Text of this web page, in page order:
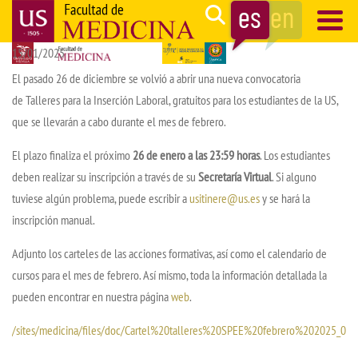
Pasar
contenido
principal
Search
Navegación
principal
15/01/2025
El pasado 26 de diciembre se volvió a abrir una nueva convocatoria
de Talleres para la Inserción Laboral, gratuitos para los estudiantes de la US,
que se llevarán a cabo durante el mes de febrero.
El plazo finaliza el próximo 26 de enero a las 23:59 horas. Los estudiantes
deben realizar su inscripción a través de su Secretaría Virtual. Si alguno
tuviese algún problema, puede escribir ausitinere@us.esy se hará la
inscripción manual.
Adjunto los carteles de las acciones formativas, así como el calendario de
cursos para el mes de febrero. Así mismo, toda la información detallada la
pueden encontrar en nuestra páginaweb.
/sites/medicina/files/doc/